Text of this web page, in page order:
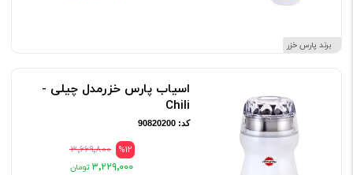
برند پارس خزر
اسیاب پارس خزرمدل چیلی -
Chili
کد: 90820200
%12 ۳٬۶۶۹٬۸۰۰
۳٬۲۲۹٬۰۰۰